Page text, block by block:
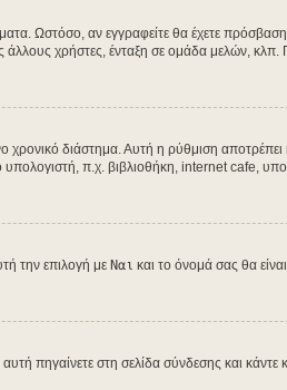
Ωστόσο, αν εγγραφείτε θα έχετε
χρήστες, ένταξη σε ομάδα μελών, κλπ.
διάστημα. Αυτή η ρύθμιση
υπολογιστή, π.χ. βιβλιοθήκη, internet cafe,
την επιλογή με Ναι και το όνομά σας θα
πηγαίνετε στη σελίδα σύνδεσης και κάντε